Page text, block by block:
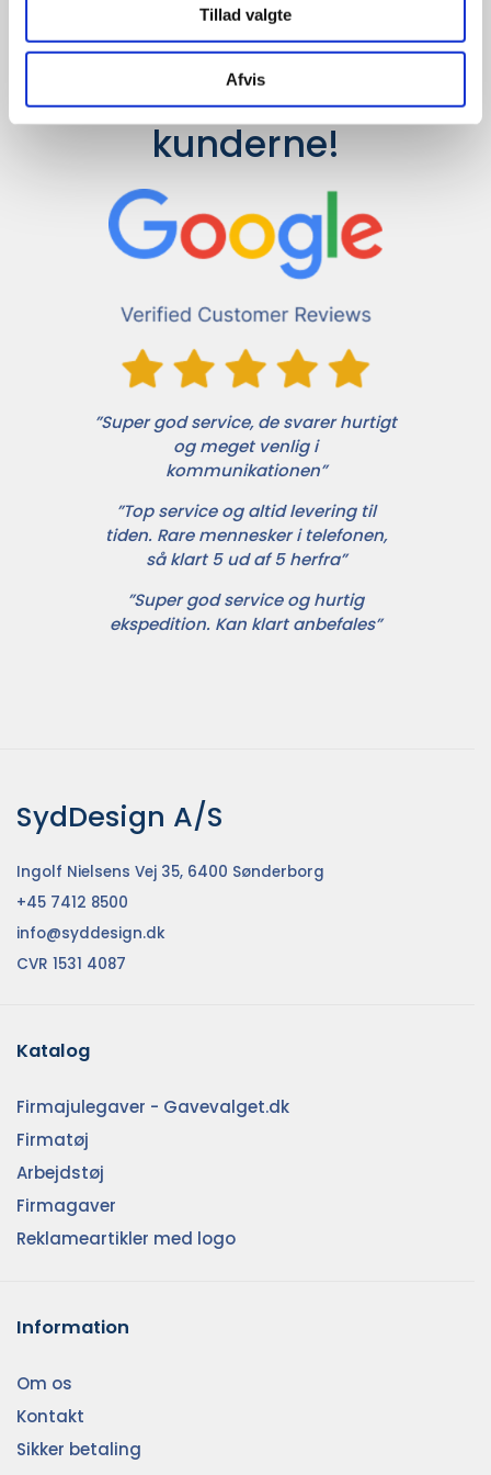
Tillad valgte
Afvis
Det siger
kunderne!
”Super god service, de svarer hurtigt
og meget venlig i
kommunikationen”
”Top service og altid levering til
tiden. Rare mennesker i telefonen,
så klart 5 ud af 5 herfra”
”Super god service og hurtig
ekspedition. Kan klart anbefales”
SydDesign A/S
Ingolf Nielsens Vej 35, 6400 Sønderborg
+45 7412 8500
info@syddesign.dk
CVR 1531 4087
Katalog
Firmajulegaver - Gavevalget.dk
Firmatøj
Arbejdstøj
Firmagaver
Reklameartikler med logo
Information
Om os
Kontakt
Sikker betaling